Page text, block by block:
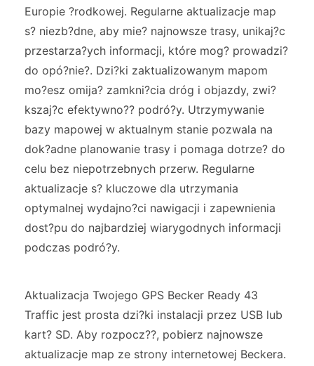
Europie ?rodkowej. Regularne aktualizacje map
s? niezb?dne, aby mie? najnowsze trasy, unikaj?c
przestarza?ych informacji, które mog? prowadzi?
do opó?nie?. Dzi?ki zaktualizowanym mapom
mo?esz omija? zamkni?cia dróg i objazdy, zwi?
kszaj?c efektywno?? podró?y. Utrzymywanie
bazy mapowej w aktualnym stanie pozwala na
dok?adne planowanie trasy i pomaga dotrze? do
celu bez niepotrzebnych przerw. Regularne
aktualizacje s? kluczowe dla utrzymania
optymalnej wydajno?ci nawigacji i zapewnienia
dost?pu do najbardziej wiarygodnych informacji
podczas podró?y.
Aktualizacja Twojego GPS Becker Ready 43
Traffic jest prosta dzi?ki instalacji przez USB lub
kart? SD. Aby rozpocz??, pobierz najnowsze
aktualizacje map ze strony internetowej Beckera.